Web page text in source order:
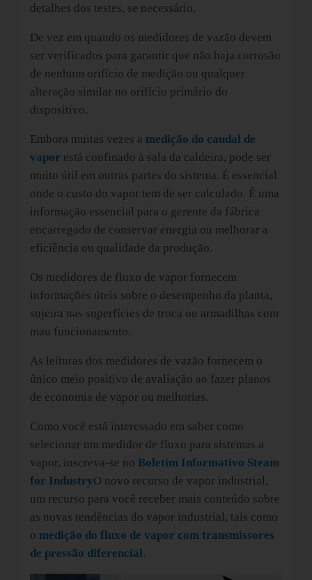
detalhes dos testes, se necessário.
De vez em quando os medidores de vazão devem
ser verificados para garantir que não haja corrosão
de nenhum orifício de medição ou qualquer
alteração similar no orifício primário do
dispositivo.
Embora muitas vezes a medição do caudal de
vapor está confinado à sala da caldeira, pode ser
muito útil em outras partes do sistema. É essencial
onde o custo do vapor tem de ser calculado. É uma
informação essencial para o gerente da fábrica
encarregado de conservar energia ou melhorar a
eficiência ou qualidade da produção.
Os medidores de fluxo de vapor fornecem
informações úteis sobre o desempenho da planta,
sujeira nas superfícies de troca ou armadilhas com
mau funcionamento.
As leituras dos medidores de vazão fornecem o
único meio positivo de avaliação ao fazer planos
de economia de vapor ou melhorias.
Como você está interessado em saber como
selecionar um medidor de fluxo para sistemas a
vapor, inscreva-se no Boletim Informativo Steam
for IndustryO novo recurso de vapor industrial,
um recurso para você receber mais conteúdo sobre
as novas tendências do vapor industrial, tais como
o medição do fluxo de vapor com transmissores
de pressão diferencial.